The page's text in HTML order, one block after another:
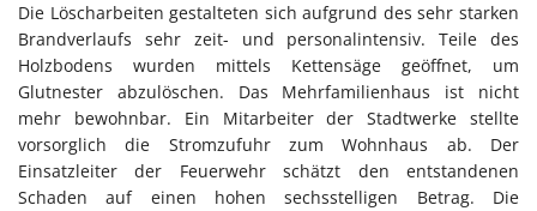
Die Löscharbeiten gestalteten sich aufgrund des sehr starken
Brandverlaufs sehr zeit- und personalintensiv. Teile des
Holzbodens wurden mittels Kettensäge geöffnet, um
Glutnester abzulöschen. Das Mehrfamilienhaus ist nicht
mehr bewohnbar. Ein Mitarbeiter der Stadtwerke stellte
vorsorglich die Stromzufuhr zum Wohnhaus ab. Der
Einsatzleiter der Feuerwehr schätzt den entstandenen
Schaden auf einen hohen sechsstelligen Betrag. Die